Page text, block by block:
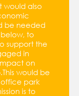
would also
be needed
to
support the
in
on
would be
park
is to